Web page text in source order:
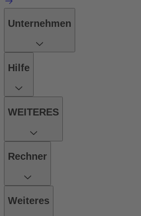
Unternehmen
Hilfe
WEITERES
Rechner
Weiteres